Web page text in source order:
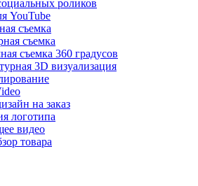
роликов
YouTube
съемка
съемка
съемка 360 градусов
3D визуализация
на заказ
логотипа
видео
товара